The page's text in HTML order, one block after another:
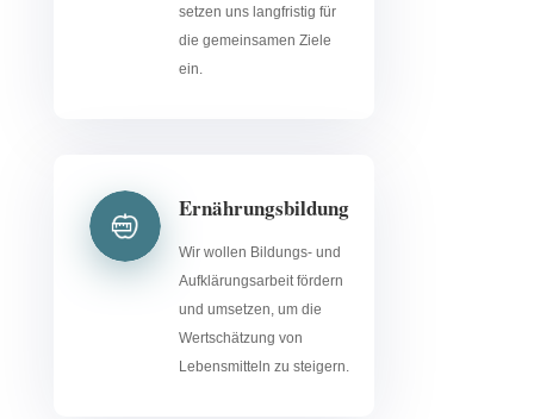
setzen uns langfristig für
die gemeinsamen Ziele
ein.
Ernährungsbildung
Wir wollen Bildungs- und
Aufklärungsarbeit fördern
und umsetzen, um die
Wertschätzung von
Lebensmitteln zu steigern.